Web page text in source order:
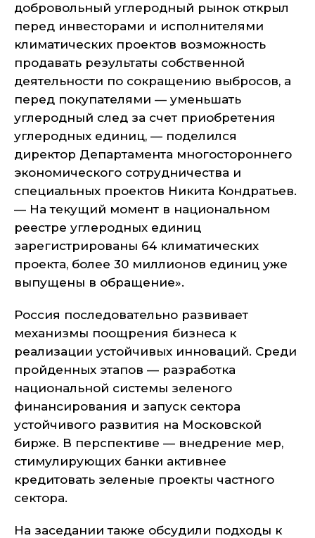
добровольный углеродный рынок открыл
перед инвесторами и исполнителями
климатических проектов возможность
продавать результаты собственной
деятельности по сокращению выбросов, а
перед покупателями — уменьшать
углеродный след за счет приобретения
углеродных единиц, — поделился
директор Департамента многостороннего
экономического сотрудничества и
специальных проектов Никита Кондратьев.
— На текущий момент в национальном
реестре углеродных единиц
зарегистрированы 64 климатических
проекта, более 30 миллионов единиц уже
выпущены в обращение».
Россия последовательно развивает
механизмы поощрения бизнеса к
реализации устойчивых инноваций. Среди
пройденных этапов — разработка
национальной системы зеленого
финансирования и запуск сектора
устойчивого развития на Московской
бирже. В перспективе — внедрение мер,
стимулирующих банки активнее
кредитовать зеленые проекты частного
сектора.
На заседании также обсудили подходы к